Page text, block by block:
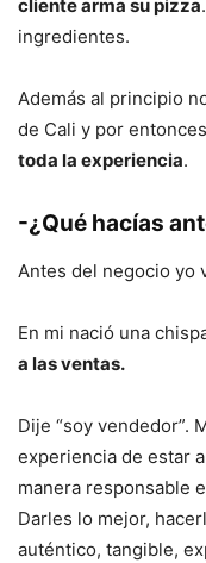
cliente arma su pizza
ingredientes.
Además al principio
de Cali y por entonces
toda la experiencia.
-¿Qué hacías
Antes del negocio yo
En mi nació una
a las ventas.
Dije “soy vendedor”.
experiencia de estar
manera responsable
Darles lo mejor,
auténtico, tangible,